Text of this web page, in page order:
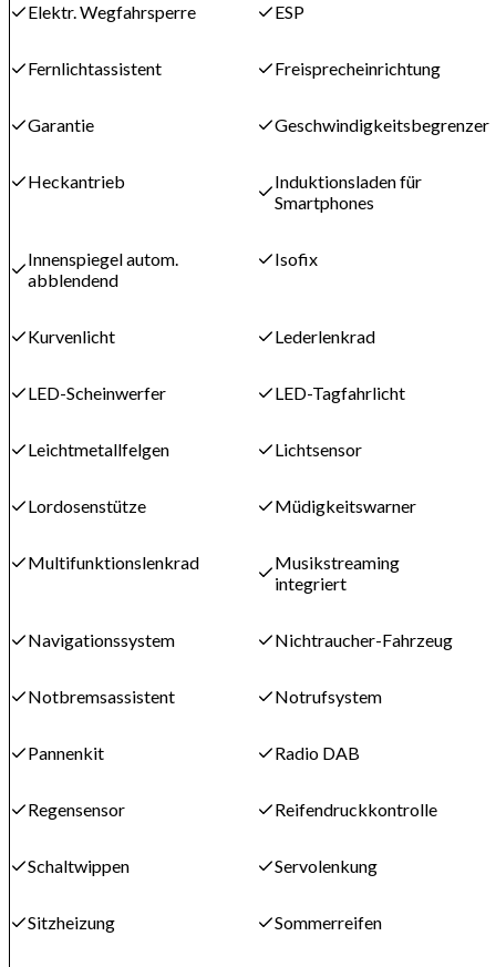
Elektr. Wegfahrsperre ESP
Fernlichtassistent Freisprecheinrichtung
Garantie Geschwindigkeitsbegrenzer
Heckantrieb
Induktionsladen für
Smartphones
Innenspiegel autom.
abblendend
Isofix
Kurvenlicht Lederlenkrad
LED-Scheinwerfer LED-Tagfahrlicht
Leichtmetallfelgen Lichtsensor
Lordosenstütze Müdigkeitswarner
Multifunktionslenkrad
Musikstreaming
integriert
Navigationssystem Nichtraucher-Fahrzeug
Notbremsassistent Notrufsystem
Pannenkit Radio DAB
Regensensor Reifendruckkontrolle
Schaltwippen Servolenkung
Sitzheizung Sommerreifen